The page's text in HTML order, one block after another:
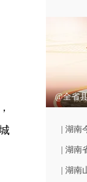
@全省
| 湖
| 湖
| 湖